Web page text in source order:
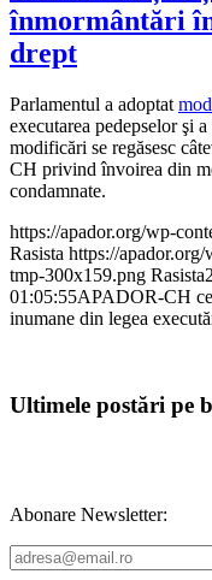
înmormântări
drept
Parlamentul a adoptat
executarea pedepselor şi
modificări se regăsesc
CH privind învoirea din
condamnate.
https://apador.org/wp-
Rasista https://
tmp-300x159.png Rasista
01:05:55APADOR-CH
inumane din legea
Ultimele postări pe
Abonare Newsletter: